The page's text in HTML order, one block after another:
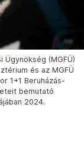
Ügynökség (MGFÜ)
és az MGFÜ
1+1 Beruházás-
bemutató
2024.